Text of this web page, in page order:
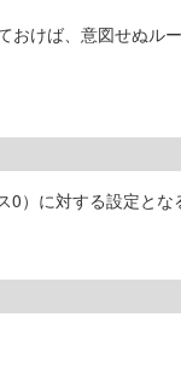
おけば、意図せぬ
0）に対する設定とな